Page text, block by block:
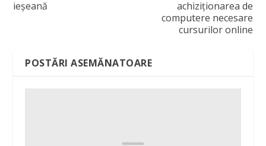
ieşeană
achiziţionarea de
computere necesare
cursurilor online
POSTĂRI ASEMĂNATOARE